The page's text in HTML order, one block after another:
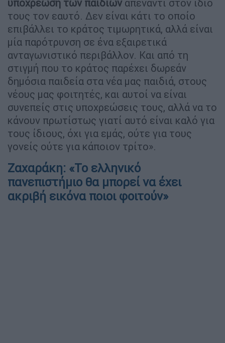
υποχρέωση των παιδιών απέναντι στον ίδιο
τους τον εαυτό. Δεν είναι κάτι το οποίο
επιβάλλει το κράτος τιμωρητικά, αλλά είναι
μία παρότρυνση σε ένα εξαιρετικά
ανταγωνιστικό περιβάλλον. Και από τη
στιγμή που το κράτος παρέχει δωρεάν
δημόσια παιδεία στα νέα μας παιδιά, στους
νέους μας φοιτητές, και αυτοί να είναι
συνεπείς στις υποχρεώσεις τους, αλλά να το
κάνουν πρωτίστως γιατί αυτό είναι καλό για
τους ίδιους, όχι για εμάς, ούτε για τους
γονείς ούτε για κάποιον τρίτο».
Ζαχαράκη: «Το ελληνικό
πανεπιστήμιο θα μπορεί να έχει
ακριβή εικόνα ποιοι φοιτούν»